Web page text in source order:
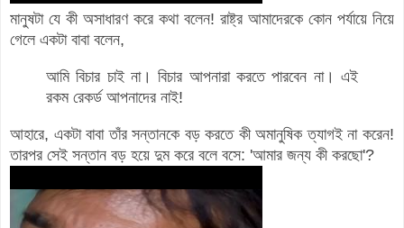
মানুষটা যে কী অসাধারণ করে কথা বলেন! রাষ্ট্র আমাদেরকে কোন পর্যায়ে নিয়ে
গেলে একটা বাবা বলেন,
আমি বিচার চাই না। বিচার আপনারা করতে পারবেন না। এই
রকম রেকর্ড আপনাদের নাই!
আহারে, একটা বাবা তাঁর সন্তানকে বড় করতে কী অমানুষিক ত্যাগই না করেন!
তারপর সেই সন্তান বড় হয়ে দুম করে বলে বসে: 'আমার জন্য কী করছো'?